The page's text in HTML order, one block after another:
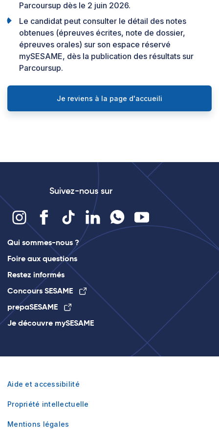
Parcoursup dès le 2 juin 2026.
Le candidat peut consulter le détail des notes
obtenues (épreuves écrites, note de dossier,
épreuves orales) sur son espace réservé
mySESAME, dès la publication des résultats sur
Parcoursup.
Je reviens à la page d'accueili
Suivez-nous sur
Qui sommes-nous ?
Foire aux questions
Restez informés
Concours SESAME
prepaSESAME
Je découvre mySESAME
Aide et accessibilité
Propriété intellectuelle
Mentions légales